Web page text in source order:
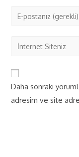
Daha sonraki
adresim ve site